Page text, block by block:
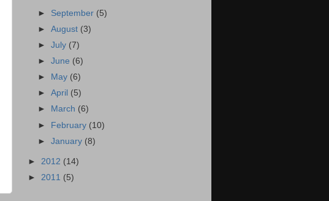
► September (5)
►August (3)
►July (7)
►June (6)
►
May (6)
►April (5)
►
March (6)
► February (10)
►January (8)
► 2012 (14)
► 2011 (5)